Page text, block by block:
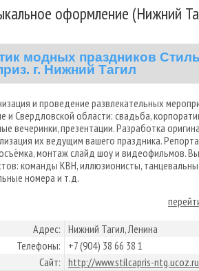
оформление (Нижний
модных праздников
г. Нижний Тагил
и проведение развлекательных
и Свердловской области: свадьба,
вечеринки, презентации. Разработка
их ведущим вашего праздника.
монтаж слайд шоу и видеофильмов.
команды КВН, иллюзионисты,
номера и т.д.
Адрес: Нижний Тагил, Ленина
Телефоны:
+7 (904) 38 66 38 1
Сайт: http://www.stilcapris-ntg.ucoz.ru